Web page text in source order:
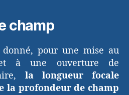
champ
pour une mise au
à une ouverture de
la longueur focale
la profondeur de champ